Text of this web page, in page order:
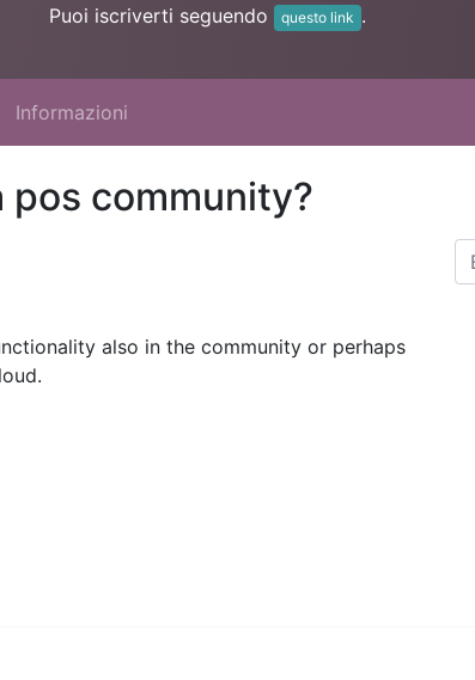
Puoi iscriverti seguendo
questo link .
Informazioni
pos community?
also in the community or perhaps